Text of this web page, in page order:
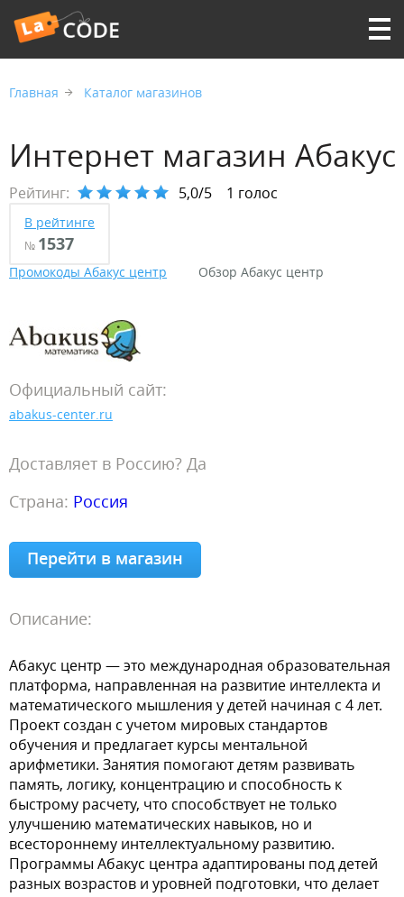
Главная Каталог магазинов
Интернет магазин
Рейтинг: 5,0/5 1 голос
В рейтинге
№ 1537
Промокоды Абакус центр Обзор Абакус центр
Официальный сайт:
abakus-center.ru
Доставляет в Россию? Да
Страна: Россия
Перейти в магазин
Описание:
Абакус центр — это международная образовательная
платформа, направленная на развитие интеллекта и
математического мышления у детей начиная с 4 лет.
Проект создан с учетом мировых стандартов
обучения и предлагает курсы ментальной
арифметики. Занятия помогают детям развивать
память, логику, концентрацию и способность к
быстрому расчету, что способствует не только
улучшению математических навыков, но и
всестороннему интеллектуальному развитию.
Программы Абакус центра адаптированы под детей
разных возрастов и уровней подготовки, что делает